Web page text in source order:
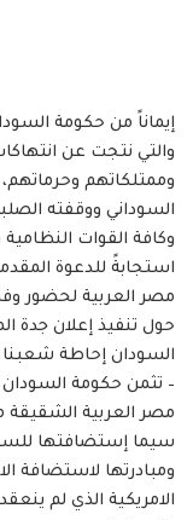
إيماناً من حكومة
والتي نتجت عن
وممتلكاتهم
السوداني ووقفته
وكافة القوات
استجابةً للدعوة
مصر العربية لحضور وفد
السودان إحاطة شعبنا
– تثمن حكومة السودان
مصر العربية الشقيقة
سيما إستضافتها
ومبادرتها لاستضافة
الامريكية الذي لم